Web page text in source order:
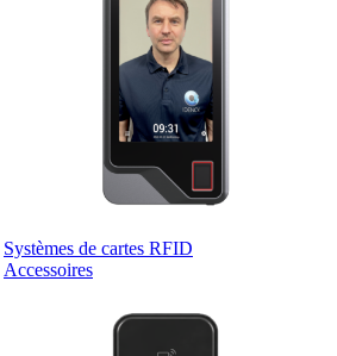
Systèmes de cartes RFID
Accessoires